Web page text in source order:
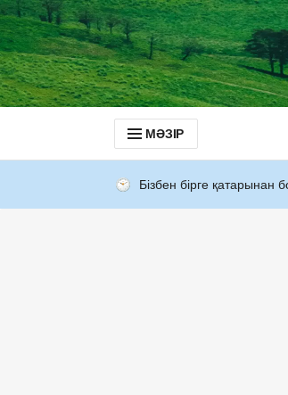
МӘЗІР
Бізбен бірге қатарынан